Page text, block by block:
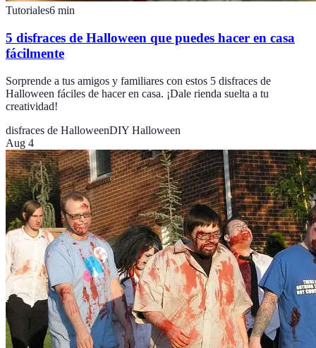
Tutoriales6 min
5 disfraces de Halloween que puedes hacer en casa
fácilmente
Sorprende a tus amigos y familiares con estos 5 disfraces de
Halloween fáciles de hacer en casa. ¡Dale rienda suelta a tu
creatividad!
disfraces de HalloweenDIY Halloween
Aug 4